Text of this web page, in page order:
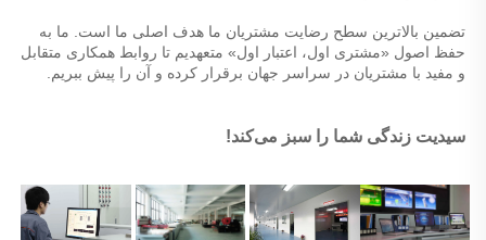
و مفید با مشتریان در سراسر جهان برقرار کرده و آن را پیش ببریم.
سیدیت زندگی شما را سبز می‌کند!